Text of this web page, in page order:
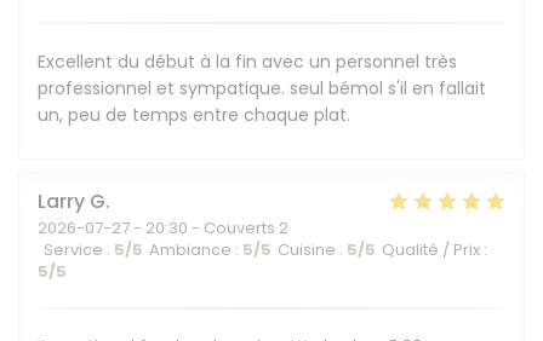
Excellent du début à la fin avec un personnel très
professionnel et sympatique. seul bémol s'il en fallait
un, peu de temps entre chaque plat.
Larry G
2026-07-27 - 20:30 - Couverts 2
Service : 5/5 Ambiance : 5/5 Cuisine : 5/5 Qualité / Prix :
5/5